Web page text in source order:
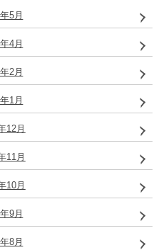
5月
4月
2月
1月
12月
11月
10月
9月
8月